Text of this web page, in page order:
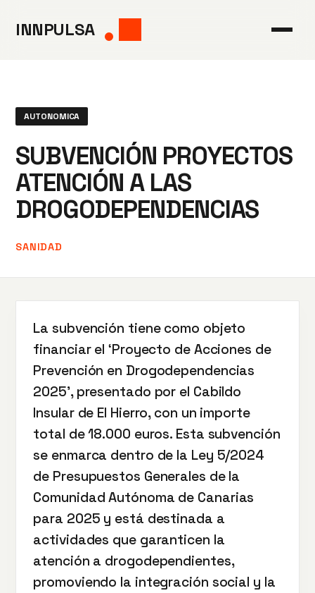
INNPULSA
AUTONOMICA
SUBVENCIÓN PROYECTOS
ATENCIÓN A LAS
DROGODEPENDENCIAS
SANIDAD
La subvención tiene como objeto
financiar el ‘Proyecto de Acciones de
Prevención en Drogodependencias
2025’, presentado por el Cabildo
Insular de El Hierro, con un importe
total de 18.000 euros. Esta subvención
se enmarca dentro de la Ley 5/2024
de Presupuestos Generales de la
Comunidad Autónoma de Canarias
para 2025 y está destinada a
actividades que garanticen la
atención a drogodependientes,
promoviendo la integración social y la